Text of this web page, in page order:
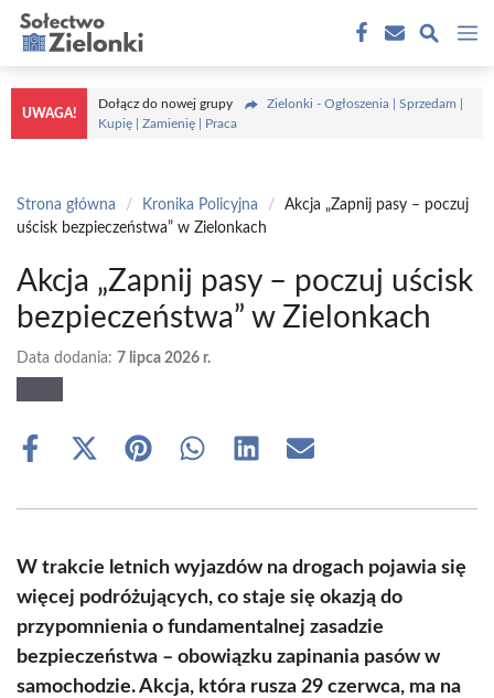
Przejdź
treści
UWAGA!
Dołącz do nowej grupy
Zielonki - Ogłoszenia | Sprzedam |
Kupię | Zamienię | Praca
Strona główna / Kronika Policyjna /
Akcja „Zapnij pasy – poczuj
uścisk bezpieczeństwa” w Zielonkach
Akcja „Zapnij pasy – poczuj uścisk
bezpieczeństwa” w Zielonkach
Data dodania: 7 lipca 2026 r.
Share
Share
(Twitter)
Share Share Share Share
W trakcie letnich wyjazdów na drogach pojawia się
więcej podróżujących, co staje się okazją do
przypomnienia o fundamentalnej zasadzie
bezpieczeństwa – obowiązku zapinania pasów w
samochodzie. Akcja, która rusza 29 czerwca, ma na